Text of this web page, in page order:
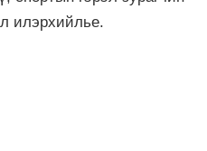
илэрхийлье.